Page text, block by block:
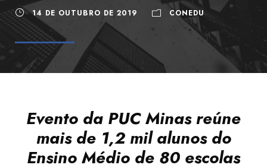
14 DE OUTUBRO DE 2019 CONEDU
Evento da PUC Minas reúne
mais de 1,2 mil alunos do
Ensino Médio de 80 escolas